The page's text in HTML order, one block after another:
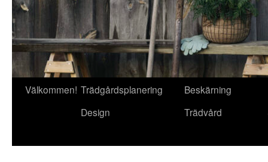
GåVälkommen! Trädgårdsplanering
Design
Beskärning
Trädvård